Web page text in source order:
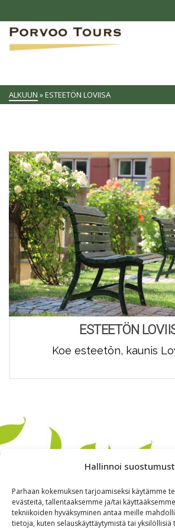
Hallinnoi
Parhaan kokemuksen tarjoamiseksi käytämme
evästeitä, tallentaaksemme ja/tai
tekniikoiden hyväksyminen antaa meille
tietoja, kuten selauskäyttäytymistä tai yksilöllisiä
ALKUUN »ESTEETÖN LOVIISA
ESTEETÖN
Koe esteetön, kaunis